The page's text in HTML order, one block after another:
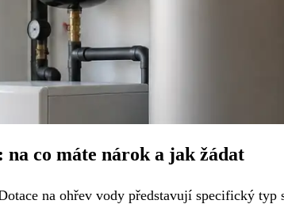
na co máte nárok a jak žádat
na ohřev vody představují specifický typ